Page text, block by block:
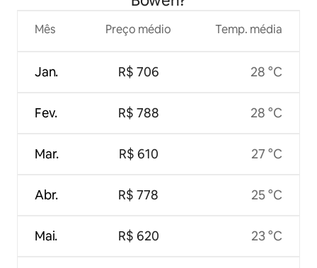
Mês
Jan.
Fev.
Mar.
Abr.
Mai.
Preço médio
R$ 706
R$ 788
R$ 610
R$ 778
R$ 620
Temp. média
28 °C
28 °C
27 °C
25 °C
23 °C